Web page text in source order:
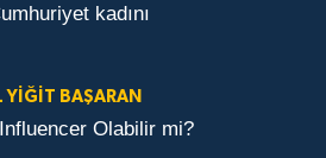
kadını
YIĞIT BAŞARAN
Olabilir mi?